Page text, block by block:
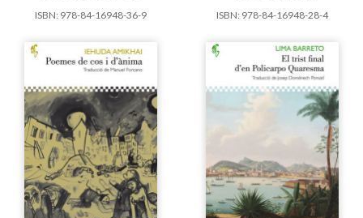
ISBN: 978-84-16948-36-9 ISBN: 978-84-16948-28-4